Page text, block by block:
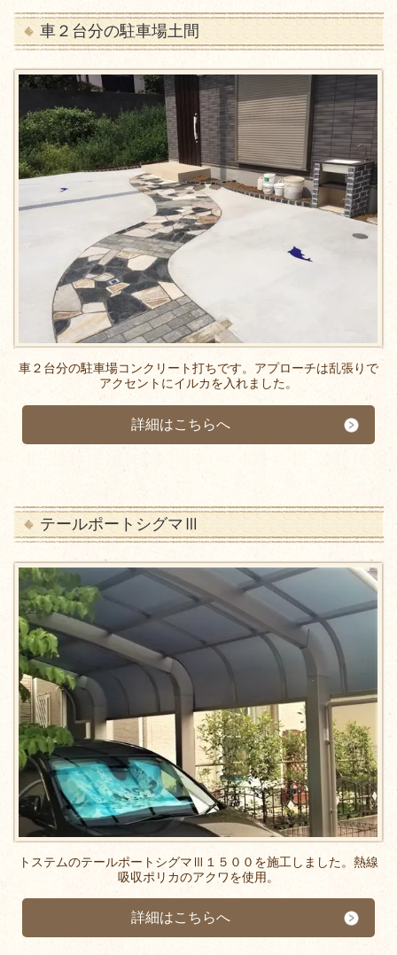
車２台分の駐車場土間
車２台分の駐車場コンクリート打ちです。アプローチは乱張りで
アクセントにイルカを入れました。
詳細はこちらへ
テールポートシグマⅢ
トステムのテールポートシグマⅢ１５００を施工しました。熱線
吸収ポリカのアクワを使用。
詳細はこちらへ